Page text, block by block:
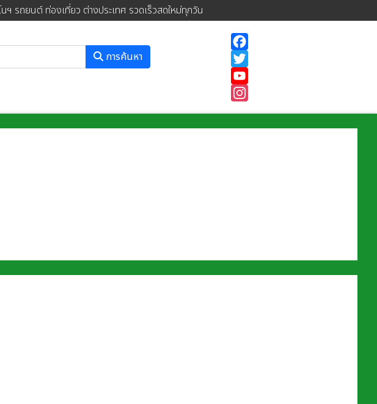
รถยนต์ ท่องเที่ยว ต่างประเทศ รวดเร็วสดใหม่ทุกวัน
การค้นหา
Instagram